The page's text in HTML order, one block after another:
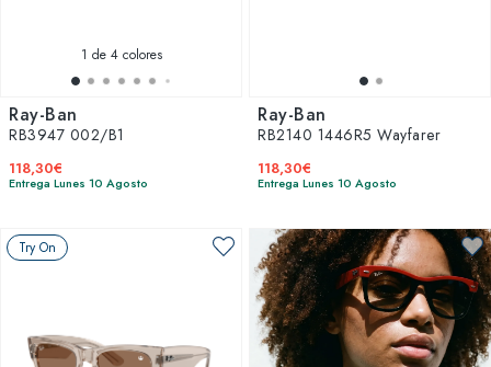
1 de 4 colores
Ray-Ban
RB3947 002/B1
118,30€
Entrega Lunes 10 Agosto
Ray-Ban
RB2140 1446R5 Wayfarer
118,30€
Entrega Lunes 10 Agosto
Try On